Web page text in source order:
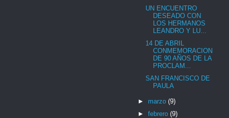
UN ENCUENTRO
DESEADO CON
LOS HERMANOS
LEANDRO Y LU...
14 DE ABRIL
CONMEMORACION
DE 90 AÑOS DE LA
PROCLAM...
SAN FRANCISCO DE
PAULA
► marzo (9)
► febrero (9)